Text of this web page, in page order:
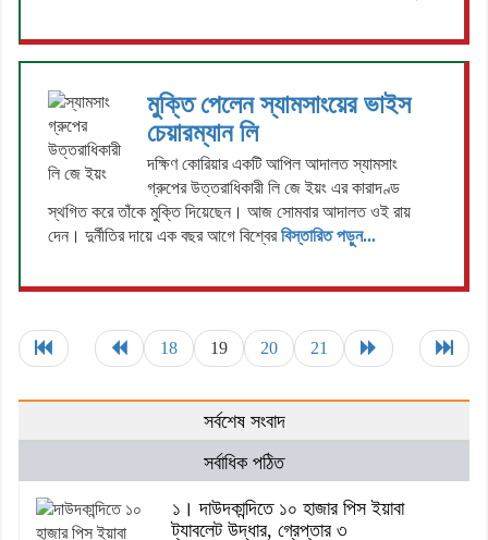
মুক্তি পেলেন স্যামসাংয়ের ভাইস
চেয়ারম্যান লি
দক্ষিণ কোরিয়ার একটি আপিল আদালত স্যামসাং
গ্রুপের উত্তরাধিকারী লি জে ইয়ং এর কারাদণ্ড
স্থগিত করে তাঁকে মুক্তি দিয়েছেন। আজ সোমবার আদালত ওই রায়
দেন। দুর্নীতির দায়ে এক বছর আগে বিশ্বেরবিস্তারিত পড়ুন...
18 19 20 21
সর্বশেষ সংবাদ
সর্বাধিক পঠিত
১। দাউদকান্দিতে ১০ হাজার পিস ইয়াবা
ট্যাবলেট উদ্ধার, গ্রেপ্তার ৩